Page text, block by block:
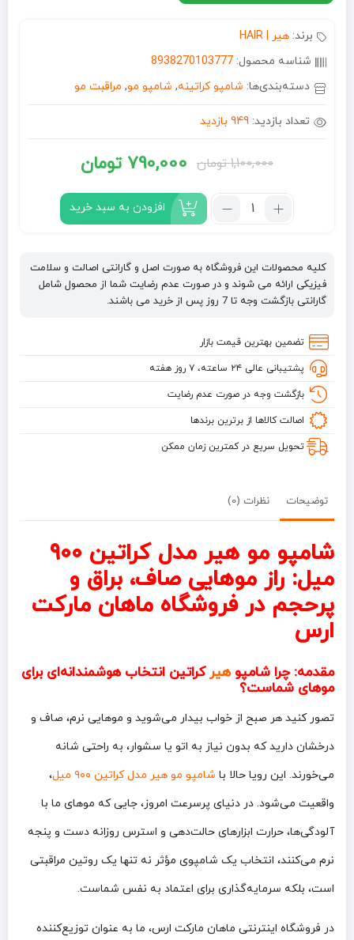
برند: هیر | HAIR
شناسه محصول: 8938270103777
دسته‌بندی‌ها: شامپو کراتینه, شامپو مو, مراقبت مو
تعداد بازدید: 949 بازدید
1,100,000 تومان
قیمت
اصلی:
1,100,000 تومان
790,000 تومان قیمت
فعلی:
790,000 تومان.
تعداد:
HAIR
مدل
حجم
میل
افزودن به سبد خرید
کلیه محصولات این فروشگاه به صورت اصل و گارانتی اصالت و سلامت
فیزیکی ارائه می شوند و در صورت عدم رضایت شما از محصول شامل
گارانتی بازگشت وجه تا 7 روز پس از خرید می باشند.
تضمین بهترین قیمت بازار
پشتیبانی عالی ۲۴ ساعته، ۷ روز هفته
بازگشت وجه در صورت عدم رضایت
اصالت کالاها از برترین برندها
تحویل سریع در کمترین زمان ممکن
توضیحات نظرات (0)
شامپو مو هیر مدل کراتین ۹۰۰
میل: راز موهایی صاف، براق و
پرحجم در فروشگاه ماهان مارکت
ارس
مقدمه: چرا شامپوهیرکراتین انتخاب هوشمندانه‌ای برای
موهای شماست؟
تصور کنید هر صبح از خواب بیدار می‌شوید و موهایی نرم، صاف و
درخشان دارید که بدون نیاز به اتو یا سشوار، به راحتی شانه
می‌خورند. این رویا حالا با شامپو مو هیر مدل کراتین ۹۰۰ میل
،
واقعیت می‌شود. در دنیای پرسرعت امروز، جایی که موهای ما با
آلودگی‌ها، حرارت ابزارهای حالت‌دهی و استرس روزانه دست و پنجه
نرم می‌کنند، انتخاب یک شامپوی مؤثر نه تنها یک روتین مراقبتی
است، بلکه سرمایه‌گذاری برای اعتماد به نفس شماست.
در فروشگاه اینترنتی ماهان مارکت ارس، ما به عنوان توزیع‌کننده